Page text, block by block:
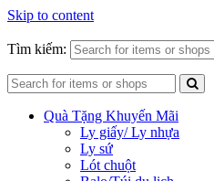
Skip to content
Tìm kiếm:
Quà Tặng Khuyến Mãi
Ly giấy/ Ly nhựa
Ly sứ
Lót chuột